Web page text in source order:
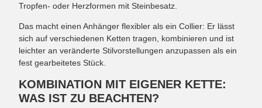
Tropfen- oder Herzformen mit Steinbesatz.
Das macht einen Anhänger flexibler als ein Collier: Er lässt
sich auf verschiedenen Ketten tragen, kombinieren und ist
leichter an veränderte Stilvorstellungen anzupassen als ein
fest gearbeitetes Stück.
KOMBINATION MIT EIGENER KETTE:
WAS IST ZU BEACHTEN?